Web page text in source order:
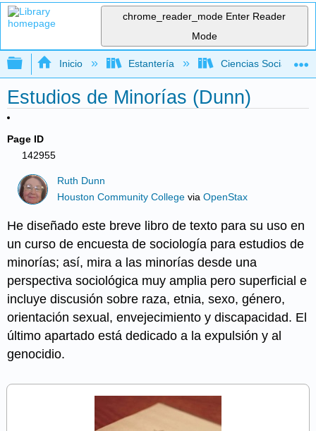
chrome_reader_mode Enter Reader
Mode
Expandir/contraer jerarquía global
Inicio Estantería Ciencias Sociales
Estudios de Minorías (Dunn)
Page ID
142955
Ruth Dunn
Houston Community College viaOpenStax
He diseñado este breve libro de texto para su uso en
un curso de encuesta de sociología para estudios de
minorías; así, mira a las minorías desde una
perspectiva sociológica muy amplia pero superficial e
incluye discusión sobre raza, etnia, sexo, género,
orientación sexual, envejecimiento y discapacidad. El
último apartado está dedicado a la expulsión y al
genocidio.